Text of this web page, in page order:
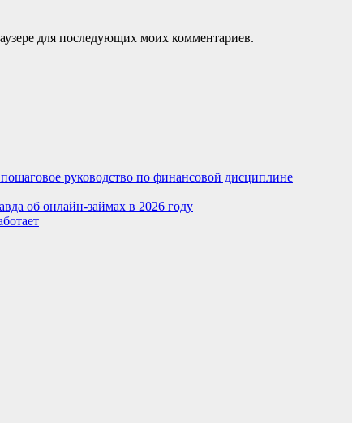
для последующих моих комментариев.
руководство по финансовой дисциплине
об онлайн-займах в 2026 году